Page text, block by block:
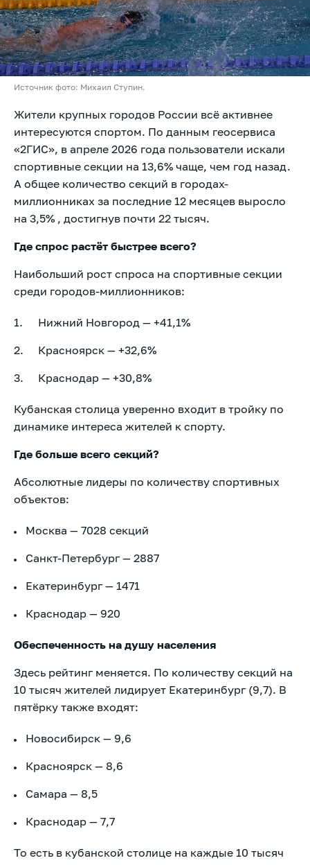
Источник фото: Михаил Ступин.
Жители крупных городов России всё активнее
интересуются спортом. По данным геосервиса
«2ГИС», в апреле 2026 года пользователи искали
спортивные секции на 13,6% чаще, чем год назад.
А общее количество секций в городах-
миллионниках за последние 12 месяцев выросло
на 3,5% , достигнув почти 22 тысяч.
Где спрос растёт быстрее всего?
Наибольший рост спроса на спортивные секции
среди городов-миллионников:
Нижний Новгород — +41,1%
Красноярск — +32,6%
Краснодар — +30,8%
Кубанская столица уверенно входит в тройку по
динамике интереса жителей к спорту.
Где больше всего секций?
Абсолютные лидеры по количеству спортивных
объектов:
Москва — 7028 секций
Санкт-Петербург — 2887
Екатеринбург — 1471
Краснодар — 920
Обеспеченность на душу населения
Здесь рейтинг меняется. По количеству секций на
10 тысяч жителей лидирует Екатеринбург (9,7). В
пятёрку также входят:
Новосибирск — 9,6
Красноярск — 8,6
Самара — 8,5
Краснодар — 7,7
То есть в кубанской столице на каждые 10 тысяч